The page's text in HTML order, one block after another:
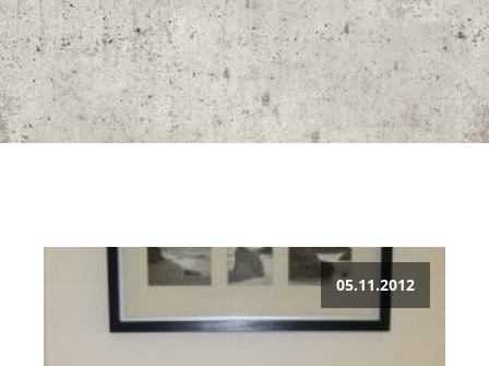
05.11.2012